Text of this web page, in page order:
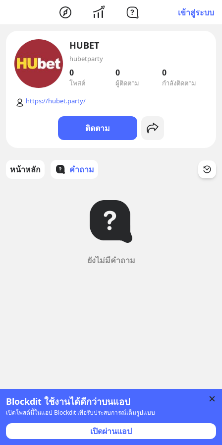
เข้าสู่ระบบ
Blockdit ใช้งานได้ดีกว่าบนแอป
เปิดโพสต์นี้ในแอป Blockdit เพื่อรับประสบการณ์เต็มรูปแบบ
เปิดผ่านแอป
HUBET
hubetparty
0
โพสต์
0
ผู้ติดตาม
0
กำลังติดตาม
https://hubet.party/
ติดตาม
หน้าหลัก คำถาม
ยังไม่มีคำถาม